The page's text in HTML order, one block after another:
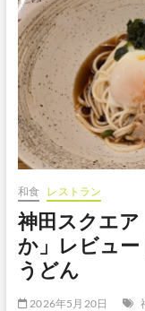
ら
コ
ー
ス
達
店」
レ
ビ
ュ
ー
｜
味
噌
の
風
味
が
斬
新
な
発
和食 レストラン
神田スクエ
か」レビュ
うどん
2026年5月20日